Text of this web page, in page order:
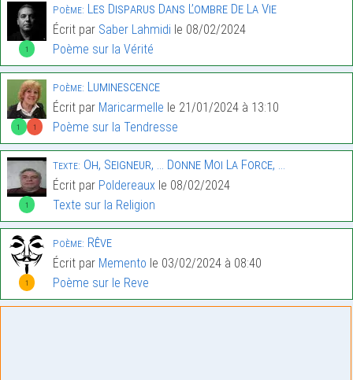
1
Poème: Les Disparus Dans L’ombre De La Vie
Écrit par Saber Lahmidi le 08/02/2024
Poème sur la Vérité
1 1
Poème: Luminescence
Écrit par Maricarmelle le 21/01/2024 à 13:10
Poème sur la Tendresse
1
Texte: Oh, Seigneur, … Donne Moi La Force, …
Écrit par Poldereaux le 08/02/2024
Texte sur la Religion
1
Poème: Rêve
Écrit par Memento le 03/02/2024 à 08:40
Poème sur le Reve